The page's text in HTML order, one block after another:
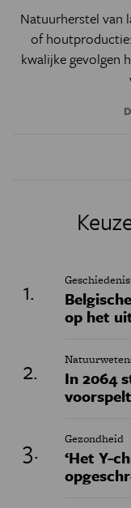
Natuurherstel van
of
kwalijke gevolgen
Geschiedenis
op het
In 2064
Gezondheid
‘Het Y-